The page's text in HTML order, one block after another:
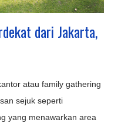
dari Jakarta,
atau family gathering
sejuk seperti
yang menawarkan area